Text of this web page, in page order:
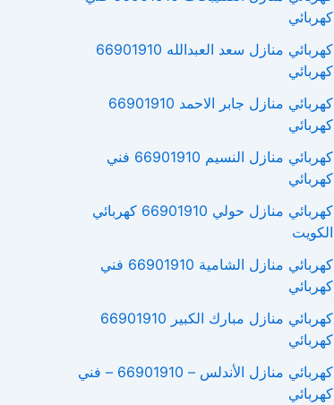
كهربائي
كهربائي منازل سعد العبدالله 66901910
كهربائي
كهربائي منازل جابر الاحمد 66901910
كهربائي
كهربائي منازل النسيم 66901910 فني
كهربائي
كهربائي منازل حولي 66901910 كهربائي
الكويت
كهربائي منازل الشامية 66901910 فني
كهربائي
كهربائي منازل مبارك الكبير 66901910
كهربائي
كهربائي منازل الأندلس – 66901910 – فني
كهربائي